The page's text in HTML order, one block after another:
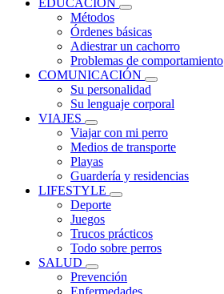
EDUCACIÓN
Métodos
Órdenes básicas
Adiestrar un cachorro
Problemas de comportamiento
COMUNICACIÓN
Su personalidad
Su lenguaje corporal
VIAJES
Viajar con mi perro
Medios de transporte
Playas
Guardería y residencias
LIFESTYLE
Deporte
Juegos
Trucos prácticos
Todo sobre perros
SALUD
Prevención
Enfermedades